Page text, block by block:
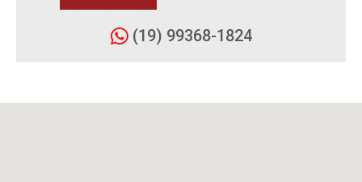
(19) 99368-1824